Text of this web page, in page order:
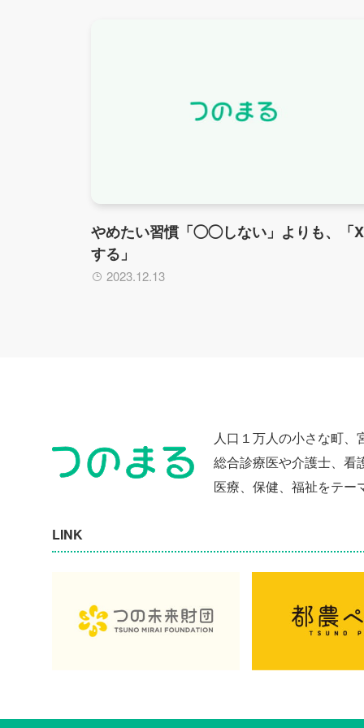
やめたい習慣「◯◯しない」よりも、「
する」
2023.12.13
人口１万人の小さな町、
総合診療医や介護士、看
医療、保健、福祉をテー
LINK